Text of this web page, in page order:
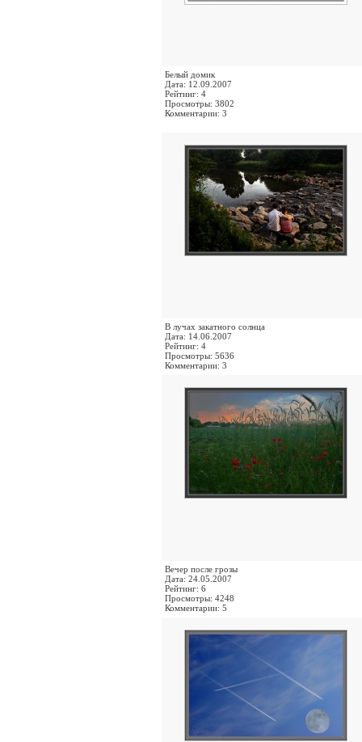
Белый домик
Дата: 12.09.2007
Рейтинг: 4
Просмотры: 3802
Комментарии: 3
В лучах закатного солнца
Дата: 14.06.2007
Рейтинг: 4
Просмотры: 5636
Комментарии: 3
Вечер после грозы
Дата: 24.05.2007
Рейтинг: 6
Просмотры: 4248
Комментарии: 5